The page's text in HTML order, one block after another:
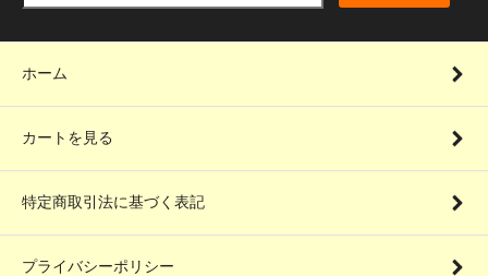
ホーム
カートを見る
特定商取引法に基づく表記
プライバシーポリシー